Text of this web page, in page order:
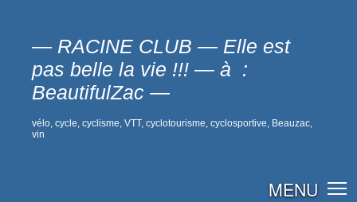
— RACINE CLUB — Elle est
pas belle la vie !!! — à :
BeautifulZac —
vélo, cycle, cyclisme, VTT, cyclotourisme, cyclosportive, Beauzac,
vin
MENU